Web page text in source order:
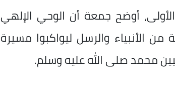
الأولى، أوضح جمعة أن الوحي الإلهي
الأنبياء والرسل ليواكبوا مسيرة
محمد صلى الله عليه وسلم.